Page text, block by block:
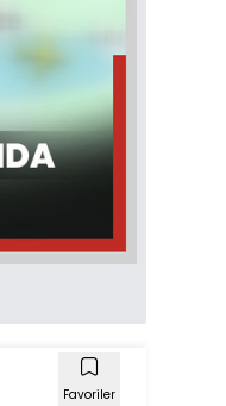
Favoriler